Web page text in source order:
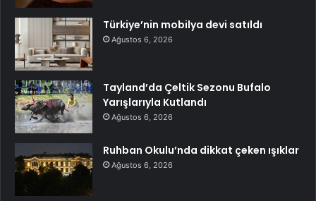
Türkiye’nin mobilya devi satıldı
Ağustos 6, 2026
Tayland’da Çeltik Sezonu Bufalo
Yarışlarıyla Kutlandı
Ağustos 6, 2026
Ruhban Okulu’nda dikkat çeken ışıklar
Ağustos 6, 2026